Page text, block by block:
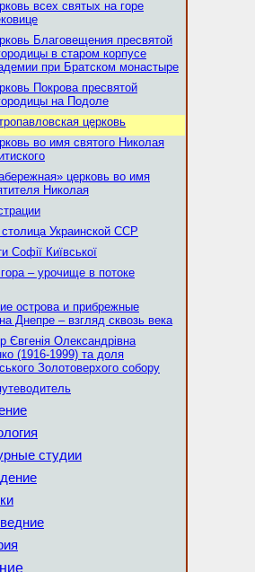
всех святых на горе
Благовещения пресвятой
в старом корпусе
при Братском монастыре
Покрова пресвятой
на Подоле
церковь
во имя святого Николая
церковь во имя
Николая
Украинской ССР
Софії Київської
– урочище в потоке
острова и прибрежные
Днепре – взгляд сквозь века
Євгенія Олександрівна
(1916-1999) та доля
Золотоверхого собору
студии